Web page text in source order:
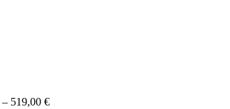
– 519,00 €Price